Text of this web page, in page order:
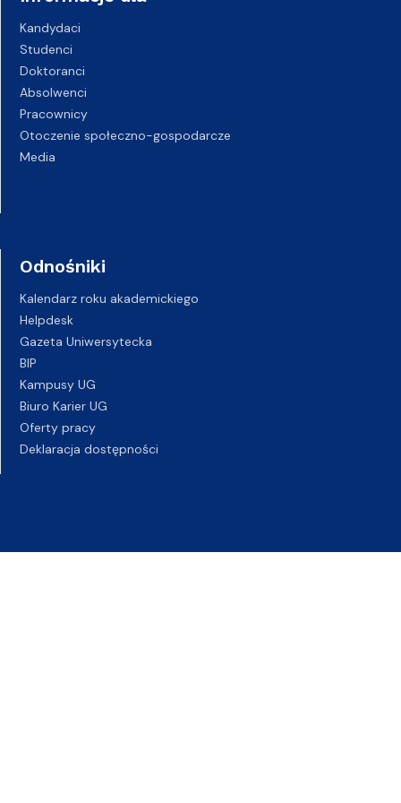
Kandydaci
Studenci
Doktoranci
Absolwenci
Pracownicy
Otoczenie społeczno-gospodarcze
Media
Odnośniki
Kalendarz roku akademickiego
Helpdesk
Gazeta Uniwersytecka
BIP
Kampusy UG
Biuro Karier UG
Oferty pracy
Deklaracja dostępności